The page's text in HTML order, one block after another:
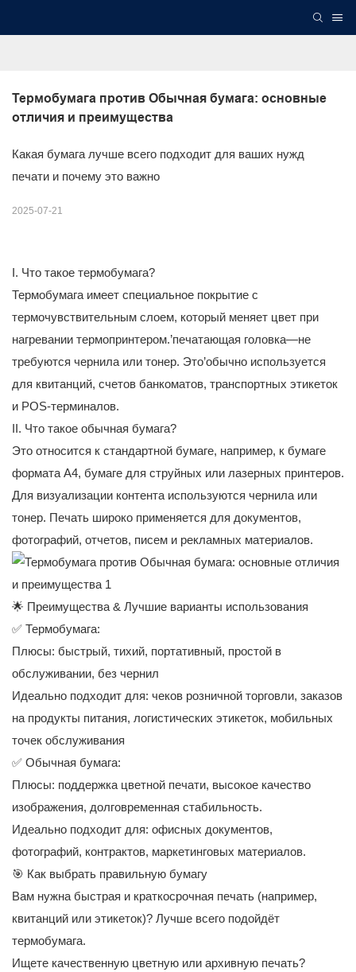
Термобумага против Обычная бумага: основные
отличия и преимущества
Какая бумага лучше всего подходит для ваших нужд
печати и почему это важно
2025-07-21
I. Что такое термобумага?
Термобумага имеет специальное покрытие с
термочувствительным слоем, который меняет цвет при
нагревании термопринтером.’печатающая головка—не
требуются чернила или тонер. Это’обычно используется
для квитанций, счетов банкоматов, транспортных этикеток
и POS-терминалов.
II. Что такое обычная бумага?
Это относится к стандартной бумаге, например, к бумаге
формата А4, бумаге для струйных или лазерных принтеров.
Для визуализации контента используются чернила или
тонер. Печать широко применяется для документов,
фотографий, отчетов, писем и рекламных материалов.
🌟 Преимущества & Лучшие варианты использования
✅ Термобумага:
Плюсы: быстрый, тихий, портативный, простой в
обслуживании, без чернил
Идеально подходит для: чеков розничной торговли, заказов
на продукты питания, логистических этикеток, мобильных
точек обслуживания
✅ Обычная бумага:
Плюсы: поддержка цветной печати, высокое качество
изображения, долговременная стабильность.
Идеально подходит для: офисных документов,
фотографий, контрактов, маркетинговых материалов.
🎯 Как выбрать правильную бумагу
Вам нужна быстрая и краткосрочная печать (например,
квитанций или этикеток)? Лучше всего подойдёт
термобумага.
Ищете качественную цветную или архивную печать?